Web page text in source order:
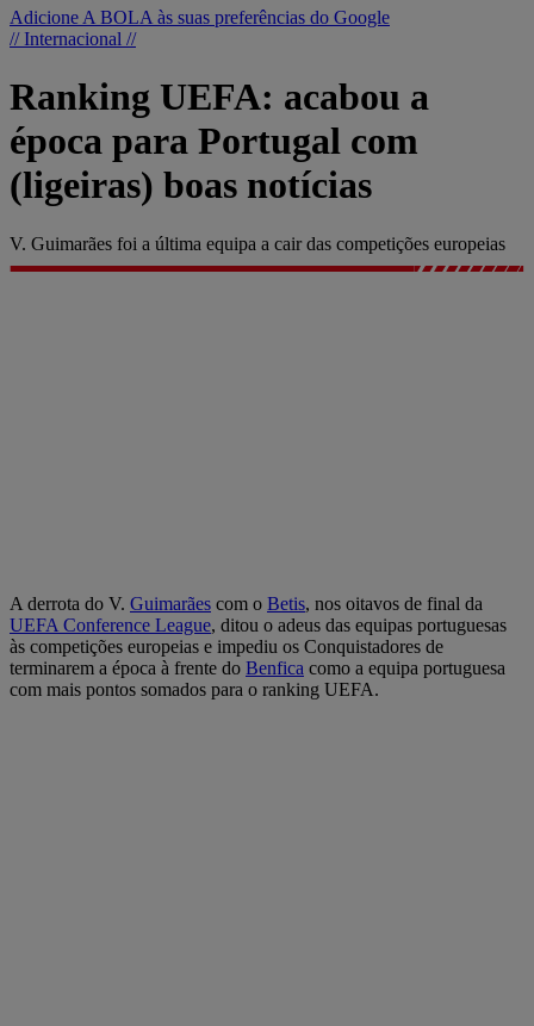
Adicione A BOLA às suas preferências do Google
// Internacional //
Ranking UEFA: acabou a
época para Portugal com
(ligeiras) boas notícias
V. Guimarães foi a última equipa a cair das competições europeias
A derrota do V. Guimarães com o Betis, nos oitavos de final da
UEFA Conference League, ditou o adeus das equipas portuguesas
às competições europeias e impediu os Conquistadores de
terminarem a época à frente do Benfica como a equipa portuguesa
com mais pontos somados para o ranking UEFA.